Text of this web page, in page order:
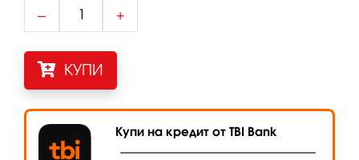
– +
КУПИ
Купи на кредит от TBI Bank